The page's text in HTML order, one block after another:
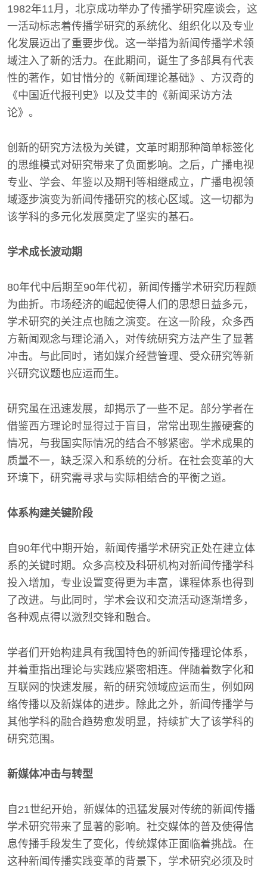
1982年11月，北京成功举办了传播学研究座谈会，这
一活动标志着传播学研究的系统化、组织化以及专业
化发展迈出了重要步伐。这一举措为新闻传播学术领
域注入了新的活力。在此期间，诞生了多部具有代表
性的著作，如甘惜分的《新闻理论基础》、方汉奇的
《中国近代报刊史》以及艾丰的《新闻采访方法
论》。
创新的研究方法极为关键，文革时期那种简单标签化
的思维模式对研究带来了负面影响。之后，广播电视
专业、学会、年鉴以及期刊等相继成立，广播电视领
域逐步演变为新闻传播研究的核心区域。这一切都为
该学科的多元化发展奠定了坚实的基石。
学术成长波动期
80年代中后期至90年代初，新闻传播学术研究历程颇
为曲折。市场经济的崛起使得人们的思想日益多元，
学术研究的关注点也随之演变。在这一阶段，众多西
方新闻观念与理论涌入，对传统研究方法产生了显著
冲击。与此同时，诸如媒介经营管理、受众研究等新
兴研究议题也应运而生。
研究虽在迅速发展，却揭示了一些不足。部分学者在
借鉴西方理论时显得过于盲目，常常出现生搬硬套的
情况，与我国实际情况的结合不够紧密。学术成果的
质量不一，缺乏深入和系统的分析。在社会变革的大
环境下，研究需寻求与实际相结合的平衡之道。
体系构建关键阶段
自90年代中期开始，新闻传播学术研究正处在建立体
系的关键时期。众多高校及科研机构对新闻传播学科
投入增加，专业设置变得更为丰富，课程体系也得到
了改进。与此同时，学术会议和交流活动逐渐增多，
各种观点得以激烈交锋和融合。
学者们开始构建具有我国特色的新闻传播理论体系，
并着重指出理论与实践应紧密相连。伴随着数字化和
互联网的快速发展，新的研究领域应运而生，例如网
络传播以及新媒体的进步。除此之外，新闻传播学与
其他学科的融合趋势愈发明显，持续扩大了该学科的
研究范围。
新媒体冲击与转型
自21世纪开始，新媒体的迅猛发展对传统的新闻传播
学术研究带来了显著的影响。社交媒体的普及使得信
息传播手段发生了变化，传统媒体正面临着挑战。在
这种新闻传播实践变革的背景下，学术研究必须及时